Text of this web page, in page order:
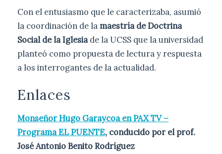
Con el entusiasmo que le caracterizaba, asumió
la coordinación de la maestría de Doctrina
Social de la Iglesiade la UCSS que la universidad
planteó como propuesta de lectura y respuesta
a los interrogantes de la actualidad.
Enlaces
Monseñor Hugo Garaycoa en PAX TV –
Programa EL PUENTE, conducido por el prof.
José Antonio Benito Rodríguez